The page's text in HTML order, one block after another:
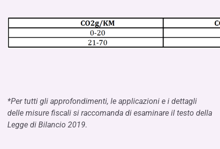
*Per tutti gli approfondimenti, le applicazioni e i dettagli
delle misure fiscali si raccomanda di esaminare il testo della
Legge di Bilancio 2019.